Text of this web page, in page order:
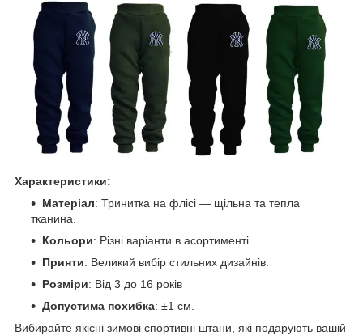
Характеристики:
Матеріал: Тринитка на флісі — щільна та тепла
тканина.
Кольори: Різні варіанти в асортименті.
Принти: Великий вибір стильних дизайнів.
Розміри: Від 3 до 16 років
Допустима похибка: ±1 см.
Вибирайте якісні зимові спортивні штани, які подарують вашій